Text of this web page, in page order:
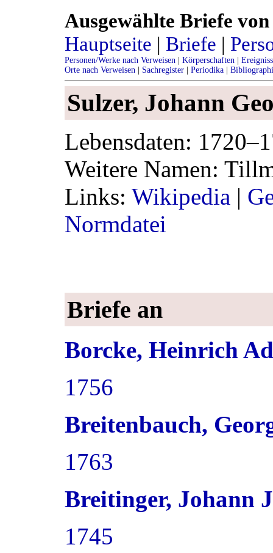
Ausgewählte Briefe
Hauptseite | Briefe |
Personen/Werke nach Verweisen | Körperschaften |
Orte nach Verweisen | Sachregister | Periodika |
Sulzer, Johann
Lebensdaten:
Weitere Namen:
Links: Wikipedia |
Normdatei
Briefe an
Borcke, Heinrich
1756
Breitenbauch,
1763
Breitinger, Johann
1745